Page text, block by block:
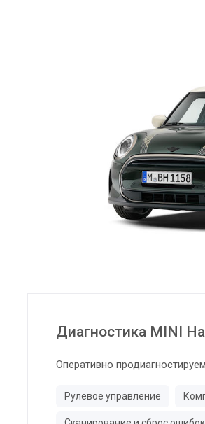
Диагностика MINI
Оперативно
Рулевое управление